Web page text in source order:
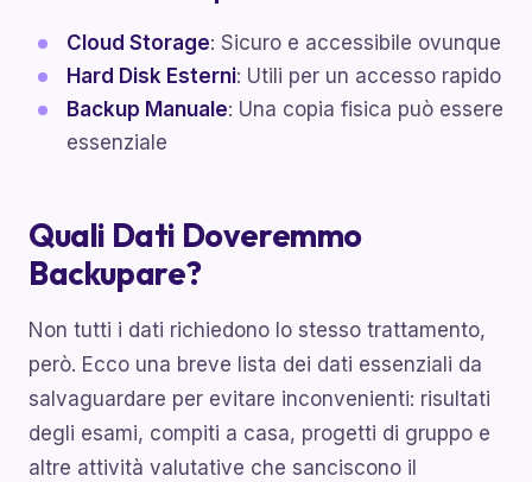
Cloud Storage: Sicuro e accessibile ovunque
Hard Disk Esterni: Utili per un accesso rapido
Backup Manuale: Una copia fisica può essere
essenziale
Quali Dati Doveremmo
Backupare?
Non tutti i dati richiedono lo stesso trattamento,
però. Ecco una breve lista dei dati essenziali da
salvaguardare per evitare inconvenienti: risultati
degli esami, compiti a casa, progetti di gruppo e
altre attività valutative che sanciscono il